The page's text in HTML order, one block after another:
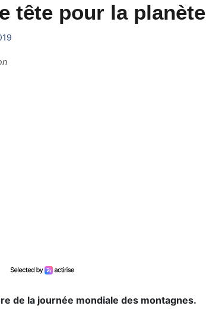
tête pour la planète
de la journée mondiale des montagnes.